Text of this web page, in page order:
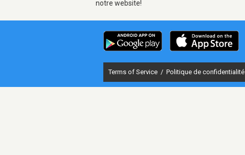
notre website!
Terms of Service / Politique de confidentialité